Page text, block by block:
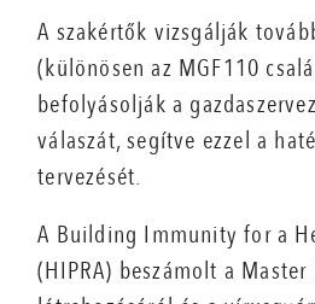
A szakértők vizsgálják
(különösen az MGF110
befolyásolják a
válaszát, segítve ezzel a
tervezését.
A Building Immunity for a
(HIPRA) beszámolt a